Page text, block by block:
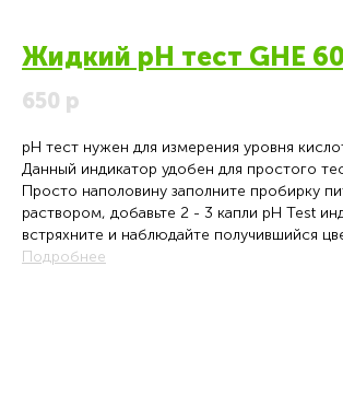
Жидкий pH тест GHE
650 р
pH тест нужен для измерения уровня
Данный индикатор удобен для простого
Просто наполовину заполните пробирку
раствором, добавьте 2 - 3 капли pH Test
встряхните и наблюдайте получившийся
Подробнее